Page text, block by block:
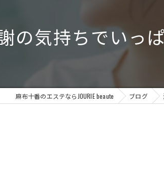
ボディ
小顔
の気持ちでいっ
麻布十番のエステならJOURIE beaute ブログ